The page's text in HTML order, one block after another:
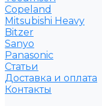
Copeland
Mitsubishi Heavy
Bitzer
Sanyo
Рanasonic
Статьи
Доставка и оплата
Контакты